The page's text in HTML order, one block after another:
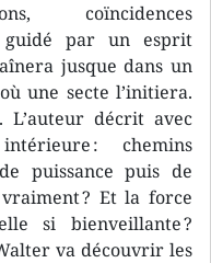
coïncidences
guidé par un esprit
jusque dans un
une secte l’initiera.
décrit avec
: chemins
puissance puis de
? Et la force
si bienveillante ?
va découvrir les